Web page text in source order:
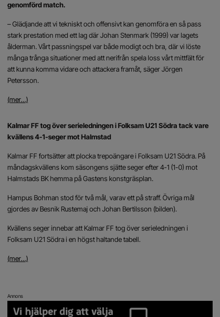
genomförd match.
– Glädjande att vi tekniskt och offensivt kan genomföra en så pass
stark prestation med ett lag där Johan Stenmark (1999) var lagets
ålderman. Vårt passningspel var både modigt och bra, där vi löste
många trånga situationer med att nerifrån spela loss vårt mittfält för
att kunna komma vidare och attackera framåt, säger Jörgen
Petersson.
(mer…)
Kalmar FF tog över serieledningen i Folksam U21 Södra tack vare
kvällens 4-1-seger mot Halmstad
Kalmar FF fortsätter att plocka trepoängare i Folksam U21 Södra. På
måndagskvällens kom säsongens sjätte seger efter 4-1 (1-0) mot
Halmstads BK hemma på Gastens konstgräsplan.
Hampus Bohman stod för två mål, varav ett på straff. Övriga mål
gjordes av Besnik Rustemaj och Johan Bertilsson (bilden).
Kvällens seger innebar att Kalmar FF tog över serieledningen i
Folksam U21 Södra i en högst haltande tabell.
(mer…)
Annons